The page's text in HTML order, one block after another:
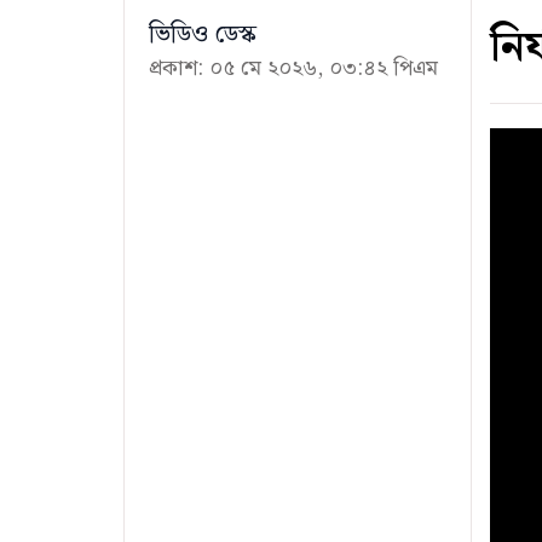
ভিডিও ডেস্ক
প্রকাশ: ০৫ মে ২০২৬, ০৩:৪২ পিএম